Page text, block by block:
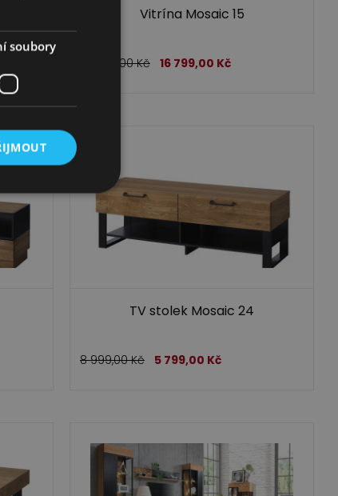
Vitrína Mosaic 15
25 399,00Kč 16 799,00 Kč
TV stolek Mosaic 24
8 999,00Kč 5 799,00 Kč
soubory